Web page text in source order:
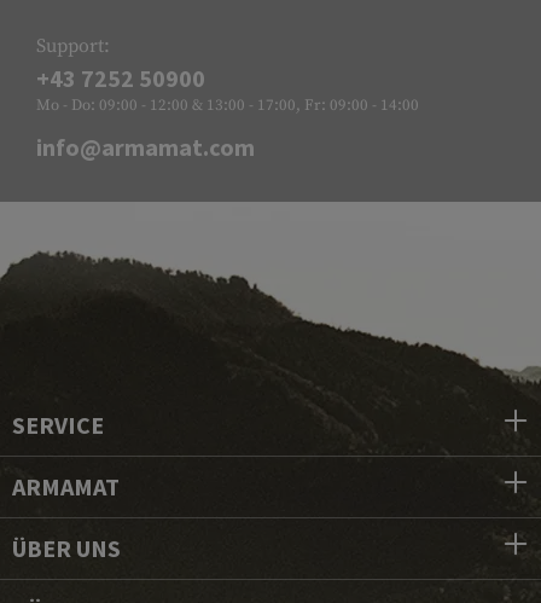
Support:
+43 7252 50900
Mo - Do: 09:00 - 12:00 & 13:00 - 17:00, Fr: 09:00 - 14:00
info@armamat.com
SERVICE
ARMAMAT
ÜBER UNS